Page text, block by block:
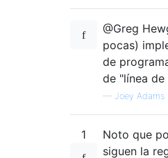
@Greg
pocas)
de
de "línea de
— Joey Adams
1
Noto que
siguen la